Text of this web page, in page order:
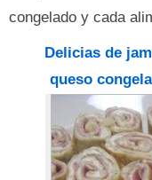
congelado y cada
Delicias de
queso